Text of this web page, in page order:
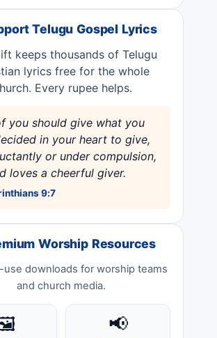
Telugu Gospel Lyrics
keeps thousands of Telugu
lyrics free for the whole
Every rupee helps.
you should give what you
in your heart to give,
or under compulsion,
loves a cheerful giver.
9:7
Worship Resources
use downloads for worship teams
and church media.
📢